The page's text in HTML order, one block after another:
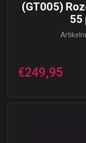
(GT005)
55
€249,95